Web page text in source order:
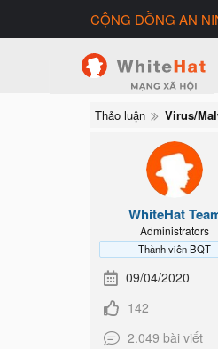
CỘNG ĐỒNG AN
Thảo luận Virus/
WhiteHat
Administrators
Thành viên BQT
09/04/2020
142
2.049 bài viết